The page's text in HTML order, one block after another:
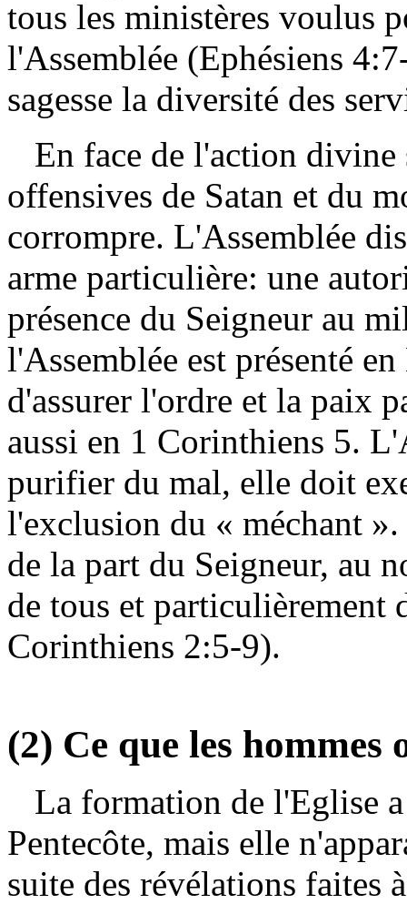
tous les ministères voulus
l'Assemblée (Ephésiens
sagesse la diversité des
En face de l'action divine
offensives de Satan et du
corrompre. L'Assemblée
arme particulière: une
présence du Seigneur au
l'Assemblée est présenté
d'assurer l'ordre et la paix
aussi en 1 Corinthiens 5.
purifier du mal, elle doit
l'exclusion du « méchant
de la part du Seigneur, au
de tous et particulièrement
Corinthiens 2:5-9).
(2) Ce que les
La formation de l'Eglise
Pentecôte, mais elle
suite des révélations faites